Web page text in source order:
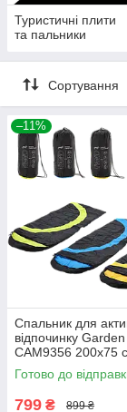
Туристичні плити
та пальники
Сортування
–11%
Спальник для
відпочинку
CAM9356 200х75
туристичний
Готово до
799 ₴ 899 ₴